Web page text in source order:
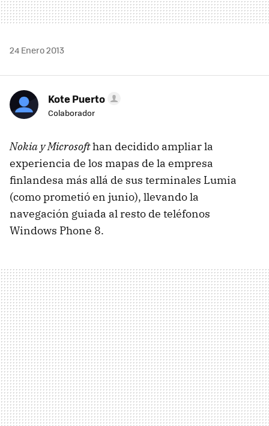
24 Enero 2013
Kote Puerto
Colaborador
Nokia y Microsofthan decidido ampliar la
experiencia de los mapas de la empresa
finlandesa más allá de sus terminales Lumia
(como prometió en junio), llevando la
navegación guiada al resto de teléfonos
Windows Phone 8.